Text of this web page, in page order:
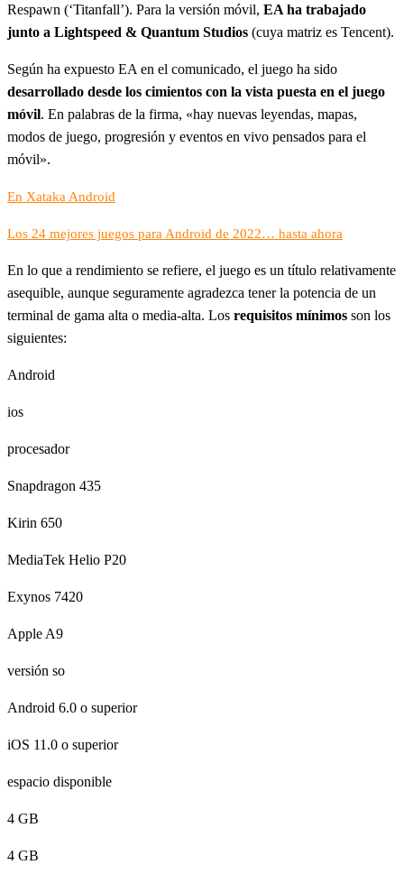
Respawn (‘Titanfall’). Para la versión móvil, EA ha trabajado
junto a Lightspeed & Quantum Studios (cuya matriz es Tencent).
Según ha expuesto EA en el comunicado, el juego ha sido
desarrollado desde los cimientos con la vista puesta en el juego
móvil. En palabras de la firma, «hay nuevas leyendas, mapas,
modos de juego, progresión y eventos en vivo pensados para el
móvil».
En Xataka Android
Los 24 mejores juegos para Android de 2022… hasta ahora
En lo que a rendimiento se refiere, el juego es un título relativamente
asequible, aunque seguramente agradezca tener la potencia de un
terminal de gama alta o media-alta. Los requisitos mínimos son los
siguientes:
Android
ios
procesador
Snapdragon 435
Kirin 650
MediaTek Helio P20
Exynos 7420
Apple A9
versión so
Android 6.0 o superior
iOS 11.0 o superior
espacio disponible
4 GB
4 GB